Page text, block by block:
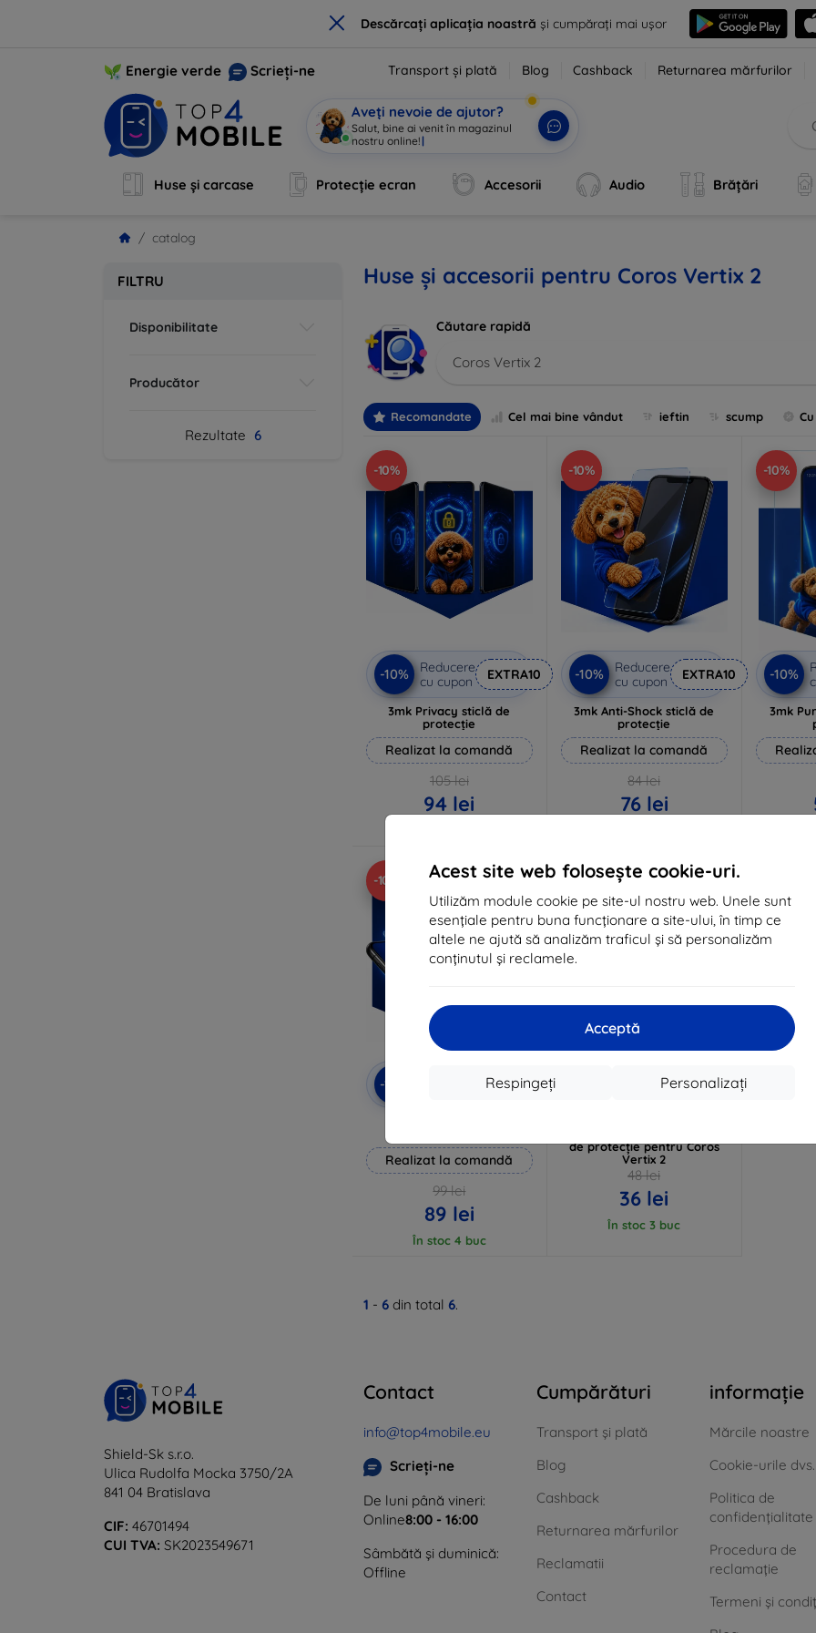
× Descărcați aplicația noastră și cumpărați mai ușor
Acest site web folosește cookie-uri.
Utilizăm module cookie pe site-ul nostru web. Unele sunt
esențiale pentru buna funcționare a site-ului, în timp ce
altele ne ajută să analizăm traficul și să personalizăm
conținutul și reclamele.
Acceptă
Personalizați
Respingeți
Energie verde Scrieți-ne Transport și plată Blog Cashback Returnarea mărfurilor
Aveți nevoie de ajutor?
Salut, bine ai venit în magazinul
nostru online!|
Huse și carcase Protecție ecran Accesorii Audio Brățări
catalog
FILTRU
Disponibilitate
Producător
Rezultate 6
Huse și accesorii pentru Coros Vertix 2
Căutare rapidă
Coros Vertix 2
Recomandate Cel mai bine vândut ieftin scump
-10%
-10%
Reducere
cu cupon
EXTRA10
3mk Privacy sticlă de
protecție
Realizat la comandă
105 lei
94 lei
-10%
-10%
Reducere
cu cupon
EXTRA10
3mk Anti-Shock sticlă de
protecție
Realizat la comandă
84 lei
76 lei
-10%
-10%
3mk
-10%
-10% EXTRA10
Realizat la comandă
99 lei
89 lei
În stoc 4 buc
-25%
Reducere
cu cupon
EXTRA10
de protecție pentru Coros
Vertix 2
48 lei
36 lei
În stoc 3 buc
1 - 6 din total 6.
Shield-Sk s.r.o.
Ulica Rudolfa Mocka 3750/2A
841 04 Bratislava
CIF: 46701494
CUI TVA: SK2023549671
Contact
info@top4mobile.eu
Scrieți-ne
De luni până vineri:
Online8:00 - 16:00
Sâmbătă și duminică:
Offline
Cumpărături
Transport și plată
Blog
Cashback
Returnarea mărfurilor
Reclamatii
Contact
informație
Mărcile noastre
Cookie-urile dvs.
Politica de
confidențialitate
Procedura de
reclamație
Termeni și